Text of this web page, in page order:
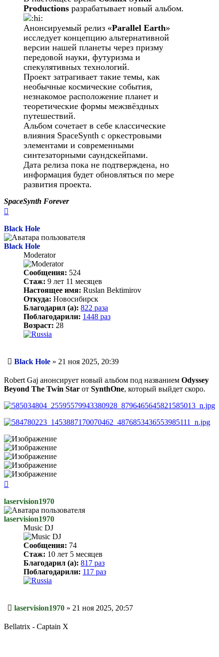
Productions разрабатывает новый альбом.
Анонсируемый релиз «Parallel Earth»
исследует концепцию альтернативной
версии нашей планеты через призму
передовой науки, футуризма и
спекулятивных технологий.
Проект затрагивает такие темы, как
необычные космические события,
незнакомое расположение планет и
теоретические формы межзвёздных
путешествий.
Альбом сочетает в себе классические
влияния SpaceSynth с оркестровыми
элементами и современными
синтезаторными саундскейпами.
Дата релиза пока не подтверждена, но
информация будет обновляться по мере
развития проекта.
SpaceSynth Forever
началу
Black Hole
Black Hole
Moderator
Сообщения: 524
Стаж: 9 лет 11 месяцев
Настоящее имя: Ruslan Bektimirov
Откуда: Новосибирск
Благодарил (а): 822 раза
Поблагодарили: 1448 раз
Возраст: 28
Сообщение
Black Hole » 21 ноя 2025, 20:39
Robert Gaj анонсирует новый альбом под названием Odyssey
Beyond The Twin Star от SynthOne, который выйдет скоро.
началу
laservision1970
laservision1970
Music DJ
Сообщения: 74
Стаж: 10 лет 5 месяцев
Благодарил (а): 817 раз
Поблагодарили: 117 раз
Сообщение
laservision1970 » 21 ноя 2025, 20:57
Bellatrix - Captain X